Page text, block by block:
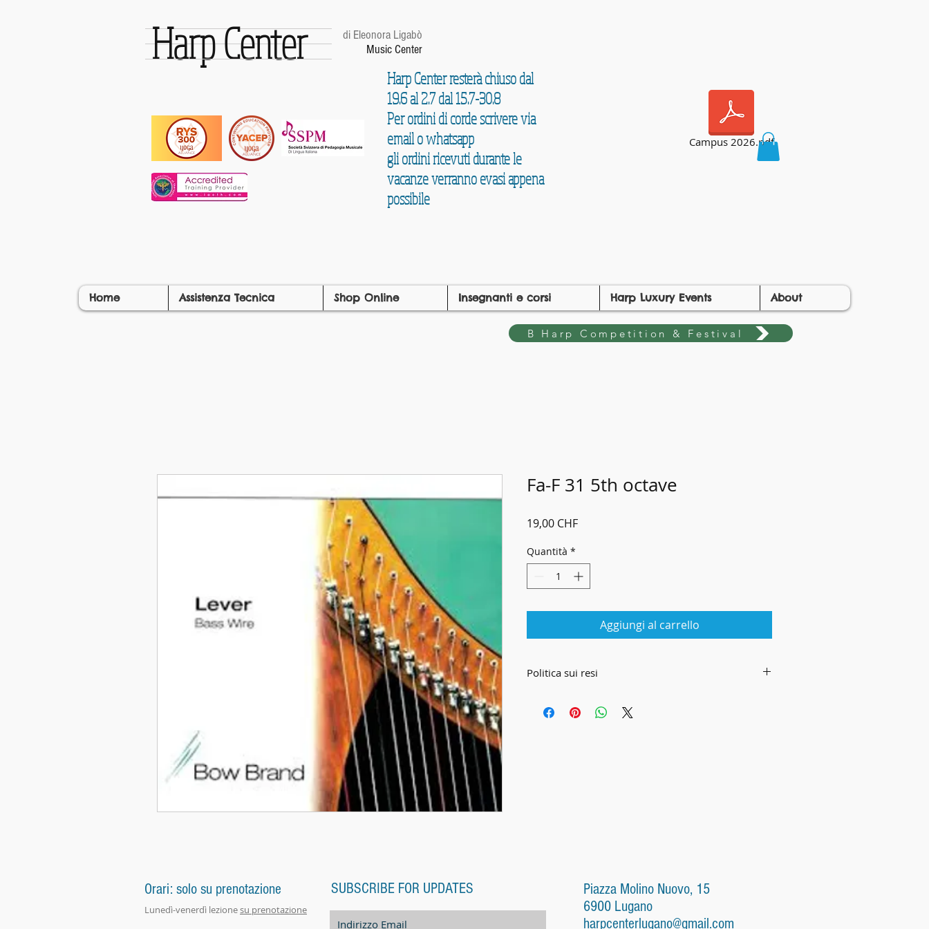
Harp Center
di Eleonora Ligabò
Music Center
Harp Center resterà chiuso dal
19.6 al 2.7 dal 15.7-30.8
Per ordini di corde scrivere via
email o whatsapp
gli ordini ricevuti durante le
vacanze verranno evasi appena
possibile
Campus 2026.pdf
Home Assistenza Tecnica Shop Online Insegnanti e corsi Harp Luxury Events About
B Harp Competition & Festival
Fa-F 31 5th octave
19,00 CHFPrezzo
Quantità *
Aggiungi al carrello
Politica sui resi
condizioni generali di vendita visualizzate sullo
schermo (denominazione, prezzo, componenti, peso,
quantità, colore, particolarità dei prodotti, costo
Orari: solo su prenotazione
Lunedì-venerdì lezionesu prenotazione
SUBSCRIBE FOR UPDATES
Piazza Molino Nuovo, 15
6900 Lugano
harpcenterlugano@gmail.com